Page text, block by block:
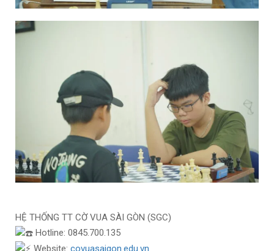
HỆ THỐNG TT CỜ VUA SÀI GÒN (SGC)
Hotline: 0845.700.135
Website: covuasaigon.edu.vn